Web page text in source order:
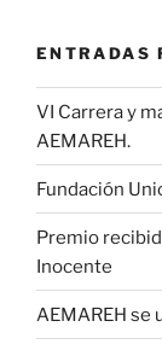
ENTRADAS
VI Carrera y
AEMAREH.
Fundación
Premio
Inocente
AEMAREH se